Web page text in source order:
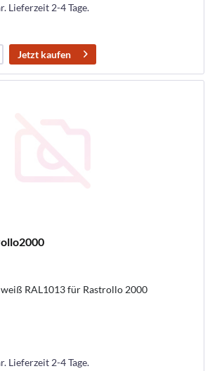
Lieferzeit 2-4 Tage.
Jetzt kaufen
RAL1013 für Rastrollo 2000
Lieferzeit 2-4 Tage.